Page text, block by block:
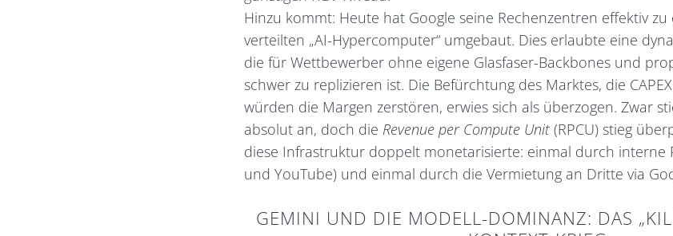
Hinzu kommt: Heute hat Google seine Rechenzentren effektiv zu
verteilten „AI-Hypercomputer“ umgebaut. Dies erlaubte eine
die für Wettbewerber ohne eigene Glasfaser-Backbones und
schwer zu replizieren ist. Die Befürchtung des Marktes, die
würden die Margen zerstören, erwies sich als überzogen. Zwar
absolut an, doch die Revenue per Compute Unit(RPCU) stieg
diese Infrastruktur doppelt monetarisierte: einmal durch interne
und YouTube) und einmal durch die Vermietung an Dritte via
GEMINI UND DIE MODELL-DOMINANZ: DAS